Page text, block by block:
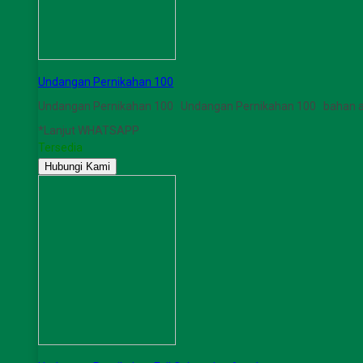
Undangan Pernikahan 100
Undangan Pernikahan 100 Undangan Pernikahan 100 bahan
*Lanjut WHATSAPP
Tersedia
Hubungi Kami